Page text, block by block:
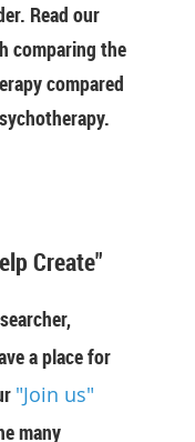
Read our
comparing the
compared
Create"
a place for
"Join us"
many